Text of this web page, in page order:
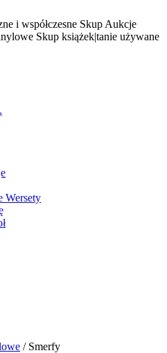
i współczesne Skup Aukcje
Skup książek|tanie używane
Wersety
/ Smerfy